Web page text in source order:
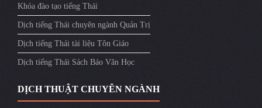
Khóa đào tạo tiếng Thái
Dịch tiếng Thái chuyên ngành Quản Trị
Dịch tiếng Thái tài liệu Tôn Giáo
Dịch tiếng Thái Sách Báo Văn Học
DỊCH THUẬT CHUYÊN NGÀNH